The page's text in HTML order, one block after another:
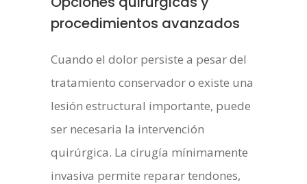
procedimientos avanzados
Cuando el dolor persiste a pesar del
tratamiento conservador o existe una
lesión estructural importante, puede
ser necesaria la intervención
quirúrgica. La cirugía mínimamente
invasiva permite reparar tendones,